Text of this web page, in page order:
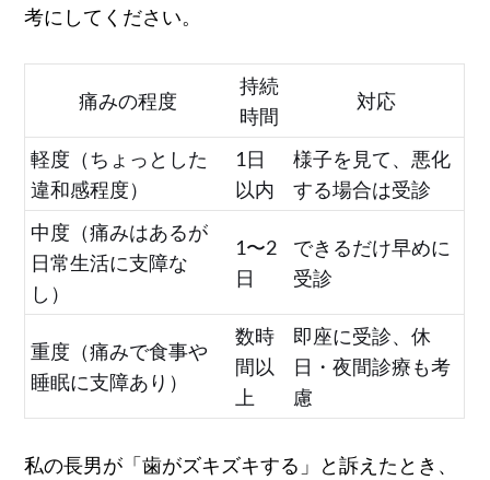
考にしてください。
痛みの程度
持続
時間
対応
軽度（ちょっとした
違和感程度）
1日
以内
様子を見て、悪化
する場合は受診
中度（痛みはあるが
日常生活に支障な
し）
1〜2
日
できるだけ早めに
受診
重度（痛みで食事や
睡眠に支障あり）
数時
間以
上
即座に受診、休
日・夜間診療も考
慮
私の長男が「歯がズキズキする」と訴えたとき、